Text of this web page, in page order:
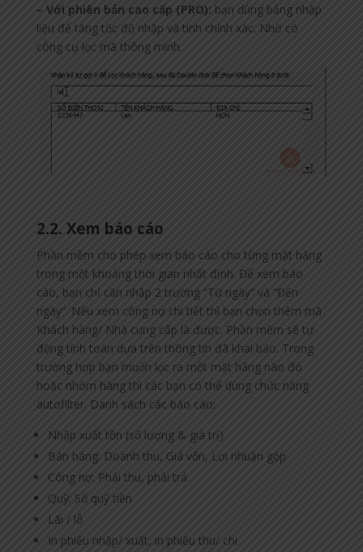
– Với phiên bản cao cấp (PRO): bạn dùng bảng nhập
liệu để tăng tốc độ nhập và tính chính xác. Nhờ có
công cụ lọc mã thông minh.
2.2. Xem báo cáo
Phần mềm cho phép xem báo cáo cho từng mặt hàng
trong một khoảng thời gian nhất định. Để xem báo
cáo, bạn chỉ cần nhập 2 trường “Từ ngày” và “Đến
ngày”. Nếu xem công nợ chi tiết thì bạn chọn thêm mã
Khách hàng/ Nhà cung cấp là được. Phần mềm sẽ tự
động tính toán dựa trên thông tin đã khai báo. Trong
trường hợp bạn muốn lọc ra một mặt hàng nào đó
hoặc nhóm hàng thì các bạn có thể dùng chức năng
autofilter. Danh sách các báo cáo:
Nhập xuất tồn (số lượng & giá trị)
Bán hàng: Doanh thu, Giá vốn, Lợi nhuận gộp
Công nợ: Phải thu, phải trả
Quỹ: Sổ quỹ tiền
Lãi / lỗ
In phiếu nhập/ xuất, in phiếu thu/ chi